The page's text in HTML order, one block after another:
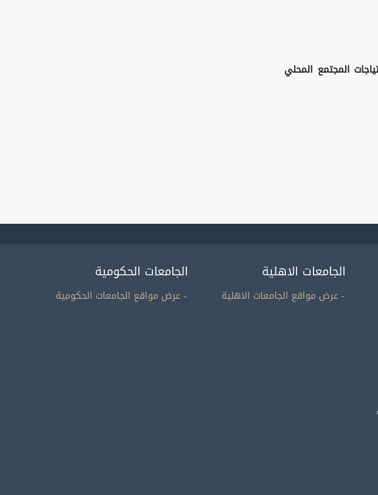
المجتمع المحلي
الجامعات الاهلية
- عرض مواقع الجامعات الاهلية
الجامعات الحكومية
- عرض مواقع الجامعات الحكومية